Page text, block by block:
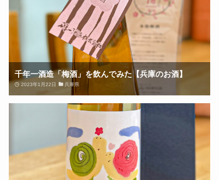
千年一酒造「梅酒」を飲んでみた【兵庫のお酒】
2023年1月22日 兵庫県